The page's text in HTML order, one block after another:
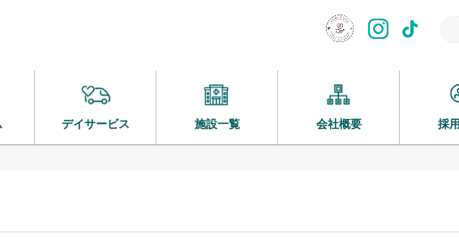
デイサービス 施設一覧 会社概要 採